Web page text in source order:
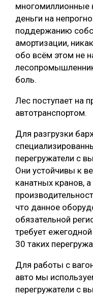
многомиллионные
деньги на
поддержанию
амортизации,
обо всём этом не
боль.
Лес поступает на
автотранспортом.
Для разгрузки
перегружатели с
Они устойчивы к
канатных кранов,
что данное
обязательной
требует
30 таких
Для работы с
авто мы
перегружатели с